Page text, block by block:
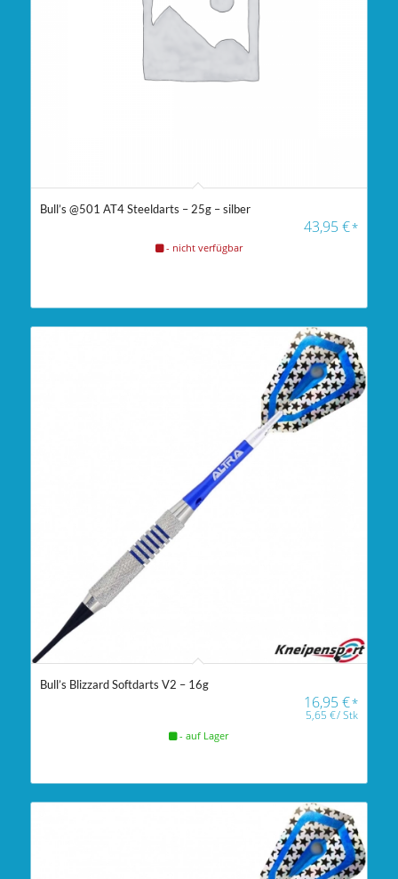
Bull’s @501 AT4 Steeldarts – 25g – silber
43,95€*
- nicht verfügbar
Bull’s Blizzard Softdarts V2 – 16g
16,95€*
5,65€/Stk
- auf Lager